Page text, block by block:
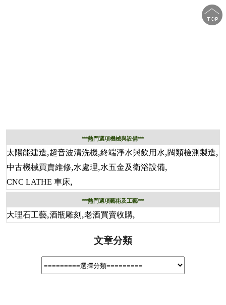
***熱門選項機械與設備***
太陽能建造,超音波清洗機,終端淨水與飲用水,閥類檢測製造,
中古機械買賣維修,水處理,水五金及衛浴設備,
CNC LATHE 車床,
***熱門選項藝術及工藝***
大理石工藝,酒瓶雕刻 ,老酒買賣收購,
文章分類